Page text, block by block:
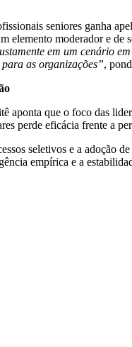
seniores ganha
elemento moderador e de
em um cenário
as organizações”,
aponta que o foco das
perde eficácia frente a
seletivos e a adoção
empírica e a